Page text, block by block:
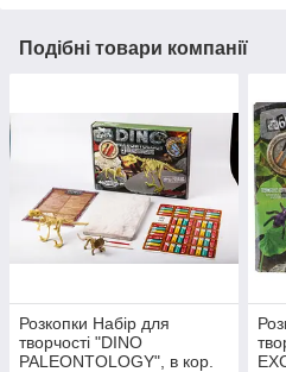
Подібні товари компанії
Розкопки Набір для
творчості "DINO
PALEONTOLOGY", в кор.